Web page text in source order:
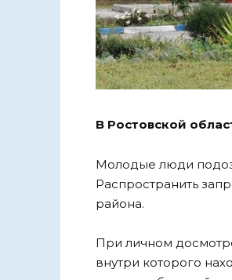
В Ростовской
Молодые люди
Распространить
района.
При личном
внутри которого